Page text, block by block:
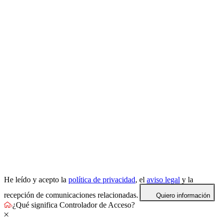
He leído y acepto la política de privacidad, el aviso legal y la
recepción de comunicaciones relacionadas.
Quiero información
¿Qué significa Controlador de Acceso?